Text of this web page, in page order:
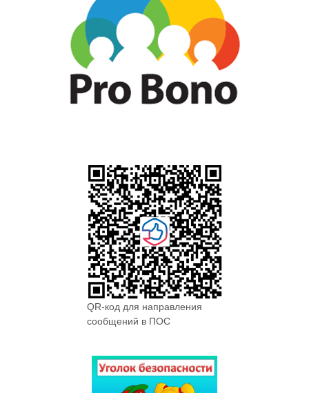
QR-код для направления
сообщений в ПОС